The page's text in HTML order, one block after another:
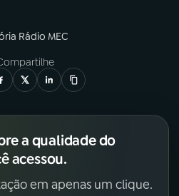
Rádio MEC
a qualidade do
acessou.
em apenas um clique.